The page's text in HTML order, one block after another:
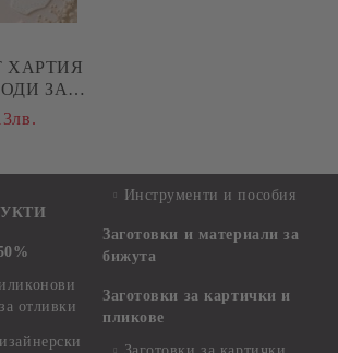
ХАРТИЯ
ЗА
5 БРОЯ
отливки
Инструменти и пособия
Заготовки и материали за
бижута
Заготовки за картички и
пликове